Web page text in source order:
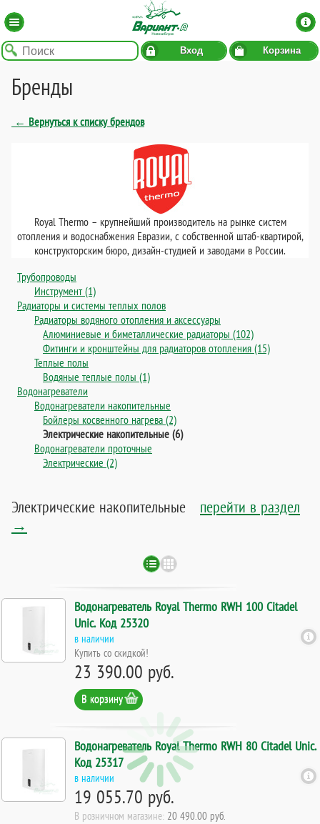
Вход Корзина
Бренды
← Вернуться к списку брендов
Royal Thermo – крупнейший производитель на рынке систем
отопления и водоснабжения Евразии, с собственной штаб-квартирой,
конструкторским бюро, дизайн-студией и заводами в России.
Трубопроводы
Инструмент (1)
Радиаторы и системы теплых полов
Радиаторы водяного отопления и аксессуары
Алюминиевые и биметаллические радиаторы (102)
Фитинги и кронштейны для радиаторов отопления (15)
Теплые полы
Водяные теплые полы (1)
Водонагреватели
Водонагреватели накопительные
Бойлеры косвенного нагрева (2)
Электрические накопительные (6)
Водонагреватели проточные
Электрические (2)
Электрические накопительные
перейти в раздел
→
Водонагреватель Royal Thermo RWH 100 Citadel
Unic. Код 25320
в наличии
Купить со скидкой!
23 390.00 руб.
В корзину
Водонагреватель Royal Thermo RWH 80 Citadel Unic.
Код 25317
в наличии
19 055.70 руб.
В розничном магазине: 20 490.00 руб.